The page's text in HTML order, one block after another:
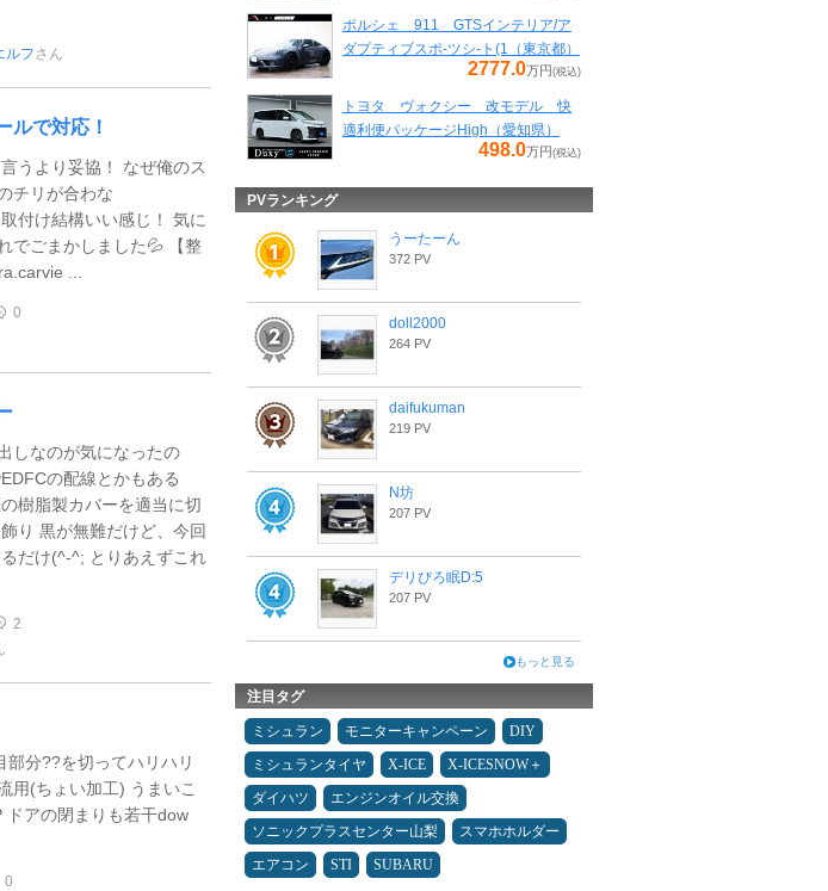
ルフさん
ルで対応！
うより妥協！ なぜ俺のス
チリが合わな
付け結構いい感じ！ 気に
でごまかしました💦 【整
...
0
しなのが気になったの
の配線とかもある
樹脂製カバーを適当に切
り 黒が無難だけど、今回
だけ(^-^; とりあえずこれ
2
分??を切ってハリハリ
用(ちょい加工) うまいこ
ドアの閉まりも若干dow
0
ポルシェ 911 GTSインテリア/ア
ダプティブスポ-ツシ-ト(1（東京都）
2777.0万円 (税込)
トヨタ ヴォクシー 改モデル 快
適利便パッケージHigh（愛知県）
498.0万円 (税込)
PVランキング
うーたーん
372 PV
doll2000
264 PV
daifukuman
219 PV
N坊
207 PV
デリぴろ眠D:5
207 PV
もっと見る
注目タグ
ミシュラン モニターキャンペーン
DIY
ミシュランタイヤ
X-ICE
X-ICESNOW＋
ダイハツ
エンジンオイル交換
ソニックプラスセンター山梨
スマホホルダー
エアコン
STI SUBARU